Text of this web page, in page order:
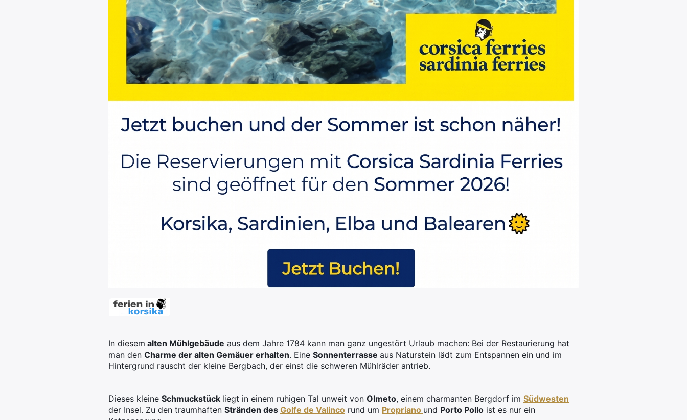
In diesem alten Mühlgebäude aus dem Jahre 1784 kann man ganz ungestört Urlaub machen: Bei der Restaurierung hat
man den Charme der alten Gemäuer erhalten. Eine Sonnenterrasse aus Naturstein lädt zum Entspannen ein und im
Hintergrund rauscht der kleine Bergbach, der einst die schweren Mühlräder antrieb.
Dieses kleine Schmuckstück liegt in einem ruhigen Tal unweit von Olmeto, einem charmanten Bergdorf im Südwesten
der Insel. Zu den traumhaften Stränden des Golfe de Valinco rund um Propriano und Porto Pollo ist es nur ein